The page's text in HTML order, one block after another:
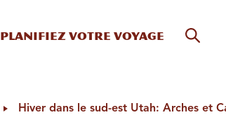
Planifiez votre voyage
Hiver dans le sud-est Utah: Arches et